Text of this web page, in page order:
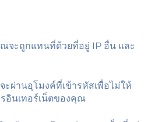
จะถูกแทนที่ด้วยที่อยู่ IP อื่น และ
ผ่านอุโมงค์ที่เข้ารหัสเพื่อไม่ให้
อินเทอร์เน็ตของคุณ